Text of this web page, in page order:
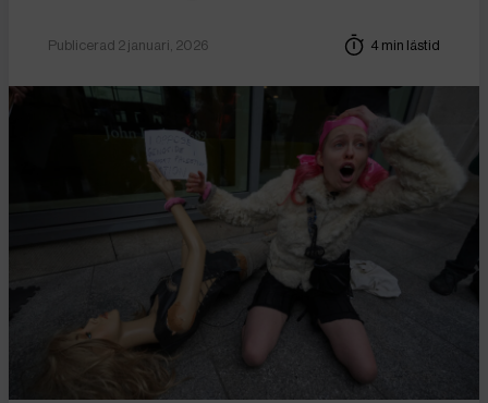
Publicerad 2 januari, 2026 4 min lästid